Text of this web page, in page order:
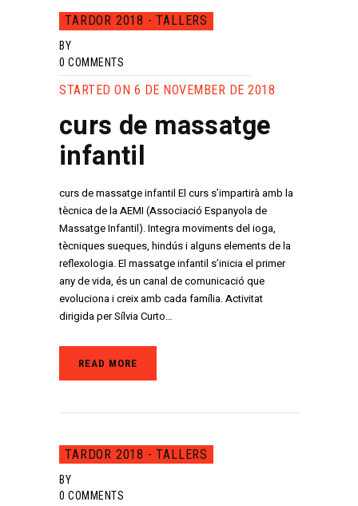
TARDOR 2018 - TALLERS
BY
0 COMMENTS
STARTED ON 6 DE NOVEMBER DE 2018
curs de massatge
infantil
curs de massatge infantil El curs s’impartirà amb la
tècnica de la AEMI (Associació Espanyola de
Massatge Infantil). Integra moviments del ioga,
tècniques sueques, hindús i alguns elements de la
reflexologia. El massatge infantil s’inicia el primer
any de vida, és un canal de comunicació que
evoluciona i creix amb cada família. Activitat
dirigida per Sílvia Curto…
READ MORE
TARDOR 2018 - TALLERS
BY
0 COMMENTS